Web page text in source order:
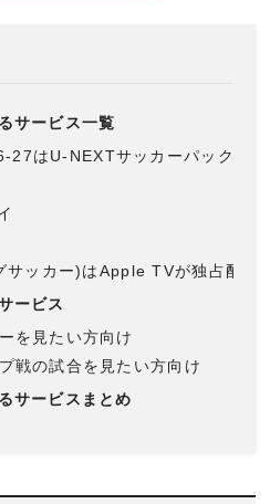
サービス一覧
27はU-NEXTサッカーパックで
ッカー)はApple TVが独占配信
ービス
を見たい方向け
戦の試合を見たい方向け
サービスまとめ